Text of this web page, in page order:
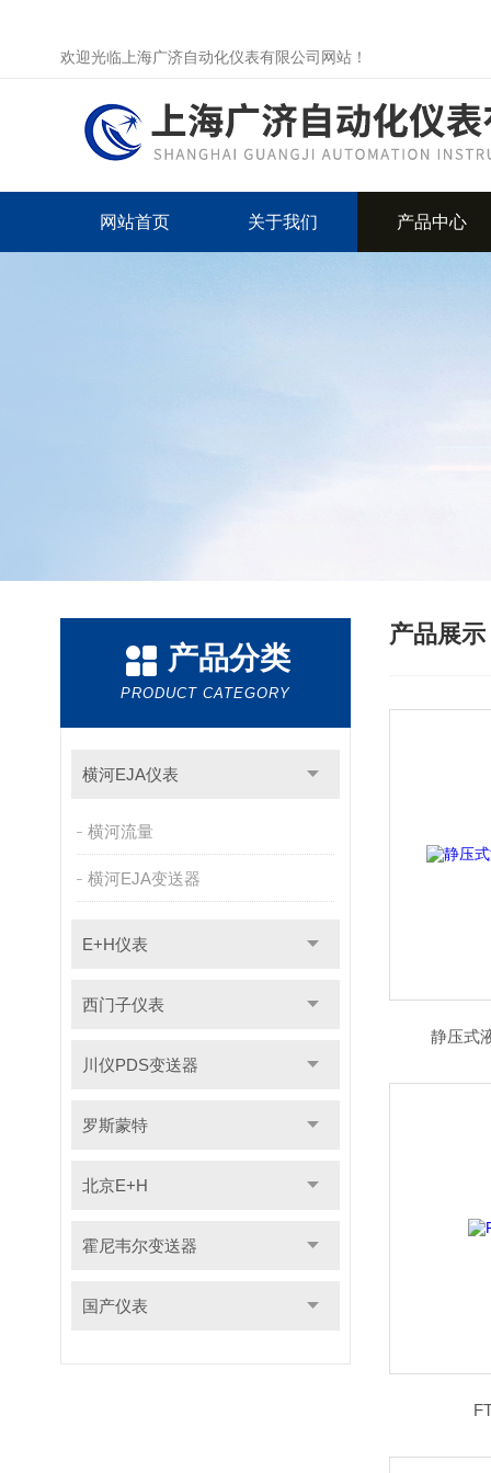
欢迎光临上海广济自动化仪表有限公司网站！
网站首页 关于我们 产品中心
产品分类
PRODUCT CATEGORY
横河EJA仪表
横河流量
横河EJA变送器
E+H仪表
西门子仪表
川仪PDS变送器
罗斯蒙特
北京E+H
霍尼韦尔变送器
国产仪表
产品展示
静压式